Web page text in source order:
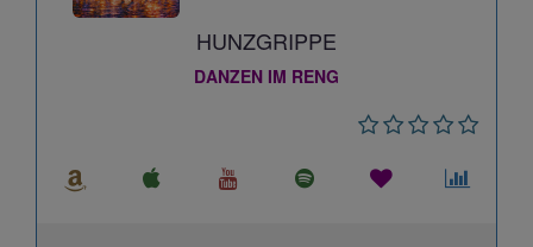
HUNZGRIPPE
DANZEN IM RENG